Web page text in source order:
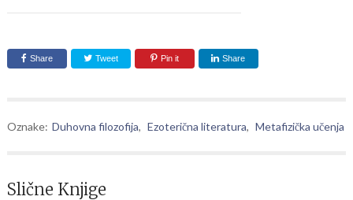
Share Tweet Pin it Share
Oznake: Duhovna filozofija, Ezoterična literatura, Metafizička učenja
Slične Knjige